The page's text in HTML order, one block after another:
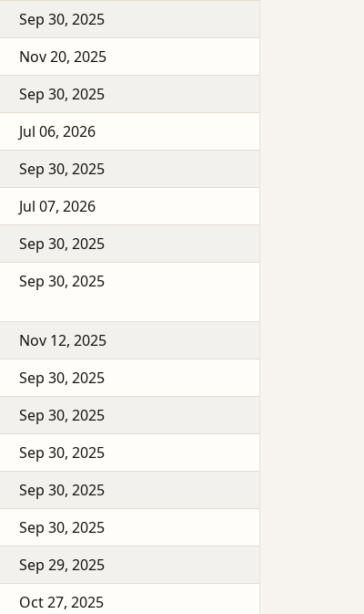
Sep 30, 2025
Nov 20, 2025
Sep 30, 2025
Jul 06, 2026
Sep 30, 2025
Jul 07, 2026
Sep 30, 2025
Sep 30, 2025
Nov 12, 2025
Sep 30, 2025
Sep 30, 2025
Sep 30, 2025
Sep 30, 2025
Sep 30, 2025
Sep 29, 2025
Oct 27, 2025